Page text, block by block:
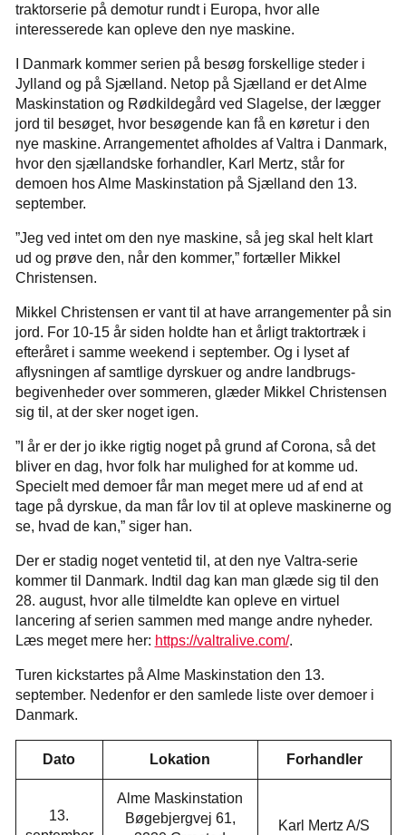
traktorserie på demotur rundt i Europa, hvor alle
interesserede kan opleve den nye maskine.
I Danmark kommer serien på besøg forskellige steder i
Jylland og på Sjælland. Netop på Sjælland er det Alme
Maskinstation og Rødkildegård ved Slagelse, der lægger
jord til besøget, hvor besøgende kan få en køretur i den
nye maskine. Arrangementet afholdes af Valtra i Danmark,
hvor den sjællandske forhandler, Karl Mertz, står for
demoen hos Alme Maskinstation på Sjælland den 13.
september.
”Jeg ved intet om den nye maskine, så jeg skal helt klart
ud og prøve den, når den kommer,” fortæller Mikkel
Christensen.
Mikkel Christensen er vant til at have arrangementer på sin
jord. For 10-15 år siden holdte han et årligt traktortræk i
efteråret i samme weekend i september. Og i lyset af
aflysningen af samtlige dyrskuer og andre landbrugs-
begivenheder over sommeren, glæder Mikkel Christensen
sig til, at der sker noget igen.
”I år er der jo ikke rigtig noget på grund af Corona, så det
bliver en dag, hvor folk har mulighed for at komme ud.
Specielt med demoer får man meget mere ud af end at
tage på dyrskue, da man får lov til at opleve maskinerne og
se, hvad de kan,” siger han.
Der er stadig noget ventetid til, at den nye Valtra-serie
kommer til Danmark. Indtil dag kan man glæde sig til den
28. august, hvor alle tilmeldte kan opleve en virtuel
lancering af serien sammen med mange andre nyheder.
Læs meget mere her: https://valtralive.com/.
Turen kickstartes på Alme Maskinstation den 13.
september. Nedenfor er den samlede liste over demoer i
Danmark.
Dato Lokation Forhandler
13.
Alme Maskinstation
Bøgebjergvej 61,
Karl Mertz A/S